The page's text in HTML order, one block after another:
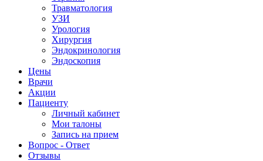
Травматология
УЗИ
Урология
Хирургия
Эндокринология
Эндоскопия
Цены
Врачи
Акции
Пациенту
Личный кабинет
Мои талоны
Запись на прием
Вопрос - Ответ
Отзывы